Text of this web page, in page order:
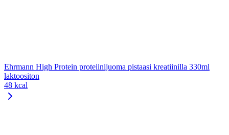
Ehrmann High Protein proteiinijuoma pistaasi kreatiinilla 330ml
laktoositon
48 kcal